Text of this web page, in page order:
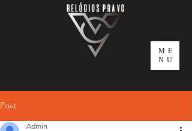
ME
NU
Post
Admin